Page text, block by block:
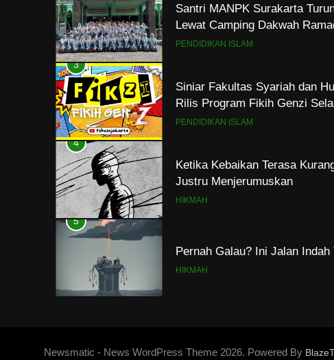
Santri MANPK Surakarta
Lewat Camping Dakwah
PENDIDIKAN ISLAM
3
Siniar Fakultas Syariah dan
Rilis Program Fikih Genzi
PENDIDIKAN ISLAM
4
Ketika Kebaikan Terasa
Justru Menjerumuskan
HIKMAH
5
Pernah Galau? Ini Jalan Indah
HIKMAH
6
HIKMAH
Newsmatic - News WordPress Theme 2026. Powered By